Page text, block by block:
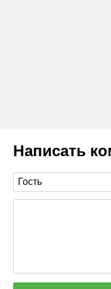
Написать